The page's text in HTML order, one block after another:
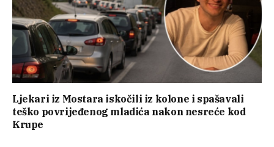
Ljekari iz Mostara iskočili iz kolone i spašavali
teško povrijeđenog mladića nakon nesreće kod
Krupe